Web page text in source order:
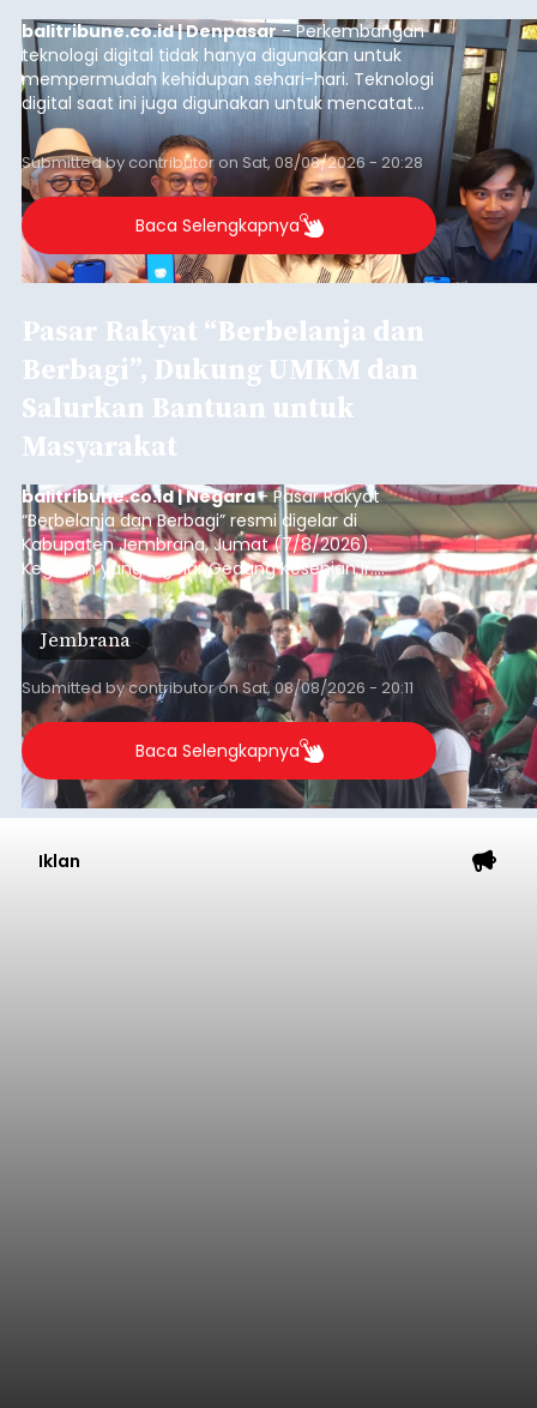
balitribune.co.id | Denpasar- Perkembangan
teknologi digital tidak hanya digunakan untuk
mempermudah kehidupan sehari-hari. Teknologi
digital saat ini juga digunakan untuk mencatat
dan mengelola data base alumni dari suatu
sekolah, salah satunya adalah alumni SMA 1
Denpasar.
Submitted bycontributoron Sat, 08/08/2026 - 20:28
Baca Selengkapnya
Pasar Rakyat “Berbelanja dan
Berbagi”, Dukung UMKM dan
Salurkan Bantuan untuk
Masyarakat
balitribune.co.id | Negara- Pasar Rakyat
“Berbelanja dan Berbagi” resmi digelar di
Kabupaten Jembrana, Jumat (7/8/2026).
Kegiatan yang digelar Gedung Kesenian Ir.
Soekarno ini memadukan pemberdayaan
ekonomi masyarakat dengan aksi sosial tersebut
mendapat antusiasme tinggi dan mencatat nilai
transaksi mencapai Rp672.733.200.
Jembrana
Submitted bycontributoronSat, 08/08/2026 - 20:11
Baca Selengkapnya
Iklan